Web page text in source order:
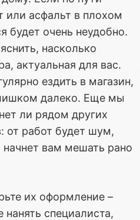
или асфальт в плохом
будет очень неудобно.
насколько
актуальная для вас.
ездить в магазин,
далеко. Еще мы
ли рядом других
от работ будет шум,
вам мешать рано
их оформление –
специалиста,